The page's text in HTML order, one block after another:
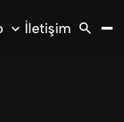
İletişim